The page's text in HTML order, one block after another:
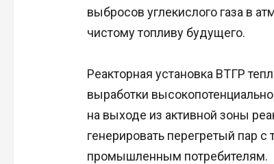
выбросов углекислого газа в
чистому топливу будущего.
Реакторная установка ВТГР
выработки
на выходе из активной зоны
генерировать перегретый пар с
промышленным потребителям.